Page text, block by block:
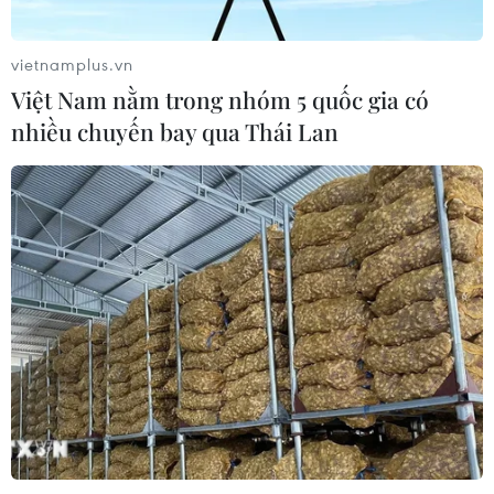
Tỷ phú Bill Gates nhấn mạnh tầm
quan trọng của đầu tư vào con người
và công nghệ
22/07/2026 06:02
Xem thêm
CƠ QUAN CHỦ QUẢN: THÔNG TẤN XÃ VIỆT NAM
Tổng Biên tập: TRẦN TIẾN DUẨN
Phó Tổng Biên tập: NGUYỄN THỊ TÁM, KHÚC THANH
THỦY
vietnamplus.vn
Việt Nam nằm trong nhóm 5 quốc gia có
nhiều chuyến bay qua Thái Lan